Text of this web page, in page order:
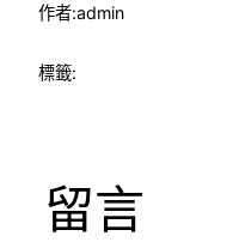
作者:admin
標籤:
留言